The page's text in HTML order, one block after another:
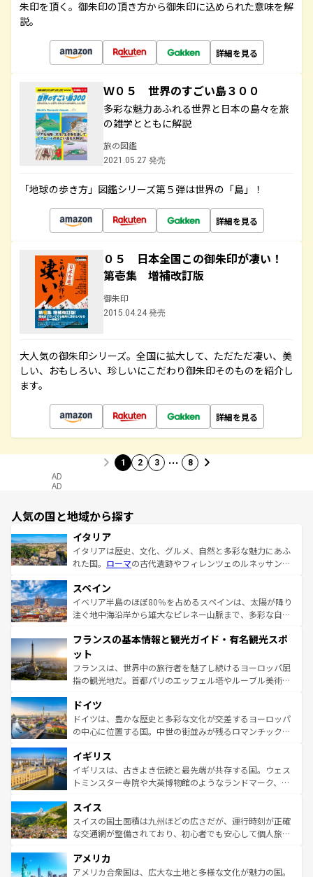
朱印を頂く。御朱印の頂き方から御朱印に込められた意味を解
説。
詳細を見る
Ｗ０５ 世界のすごい島３００
多彩な魅力あふれる世界と日本の島々を旅
の雑学とともに解説
旅の図鑑
2021.05.27 発売
「地球の歩き方」図鑑シリーズ第５弾は世界の「島」！
詳細を見る
０５ 日本全国この御朱印が凄い！
第壱集 増補改訂版
御朱印
2015.04.24 発売
大人気の御朱印シリーズ。全国に拡大して、ただただ凄い、美
しい、おもしろい、珍しいにこだわり御朱印そのものを紹介し
ます。
詳細を見る
1 2 3 … 8
AD
AD
人気の国と地域から探す
イタリア
イタリアは歴史、文化、グルメ、自然と多彩な魅力にあふ
れた国。 ローマの古代遺跡やフィレンツェのルネッサンス
ろん、トスカーナの美しい田園風景やアマルフィ海岸の絶
景など、自然景観も見逃せない。観光の合間には、本場の
ピザやパスタなど、絶品のイタリア料理を堪能することも
ませてくれるイタリアで、忘れられない旅をしてみよう！
なお、新着のイタリア情報は
しい。
スペイン
イベリア半島のほぼ80％を占めるスペインは、太陽が降り
注ぐ地中海沿岸から雄大なピレネー山脈まで、多彩な自然
文化が根付くこの国では、情熱的なフラメンコ、熱気あふ
れる闘牛、そして美味しいタパスが生活の一部となってい
る。首都マドリードの洗練された雰囲気や、バルセロナの
アートに溢れた街角から、地方では古代ローマ遺跡や中世
せる。地方によって風土や気候が異なるスペインはその個
性で訪れる人を魅了する。 なお、新着のスペイン情報は コ
ンテンツ一覧を参照してほしい。
フランスの基本情報と観光ガイド・有名観光スポ
ット
フランスは、世界中の旅行者を魅了し続けるヨーロッパ屈
指の観光地だ。首都パリのエッフェル塔やルーブル美術館
で、幅広い魅力が詰まっている。華麗な宮殿、歴史的な大
聖堂、美しいビーチ、そして豊かな自然が、訪れる者を心
から魅了する。また、フランスは美食の国としても知ら
いる。シャンパンの発祥地であるランス、プロヴァンスの
香り高いラベンダー畑など、多彩な楽しみ方が可能だ。さ
らに、パリ以外の地域にも魅力が溢れており、どの街角に
れる地方に足を運ぶとそれぞれで全く異なる文化を体験で
きるだろう。 なお、新着のフランス情報はコンテンツ一覧
を参照してほしい。
ドイツ
ドイツは、豊かな歴史と多彩な文化が交差するヨーロッパ
の中心に位置する国。中世の街並みが残るロマンチック街
顔を持つこの国は、どこを歩いても飽きることがない。ベ
ルリンの文化的活気、バイエルン州のアルプスの絶景、そ
してライン川沿いのワイン畑といった風景は必見。ビール
は、お酒好きな人にはぜひ体験してほしい。 なお、新着の
ドイツ情報はコンテンツ一覧を参照してほしい。
イギリス
イギリスは、古きよき伝統と最先端が共存する国。ウェス
トミンスター寺院や大英博物館のようなランドマーク、歴
リアごとに異なる魅力がある。また、優雅なアフタヌーン
ティー、ビール好きにはたまらない英国パブ、サッカー観
戦など、本場だからこそできる体験も豊富。イギリスを旅
ンツ一覧を参照してほしい。
スイス
スイスの国土面積は九州ほどの広さだが、運行時刻が正確
な交通網が整備されており、初心者でも安心して個人旅行
の建物がそのまま残る町や、スイスならではのユニークな
博物館もあり、アルプス観光だけでなく町歩きも満喫する
アメリカ
アメリカ合衆国は、広大な土地と多様な文化が魅力の国。